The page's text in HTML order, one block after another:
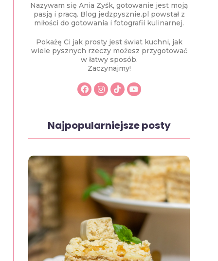
Nazywam się Ania Zyśk, gotowanie jest moją
pasją i pracą. Blog jedzpysznie.pl powstał z
miłości do gotowania i fotografii kulinarnej.
Pokażę Ci jak prosty jest świat kuchni, jak
wiele pysznych rzeczy możesz przygotować
w łatwy sposób.
Zaczynajmy!
Najpopularniejsze posty